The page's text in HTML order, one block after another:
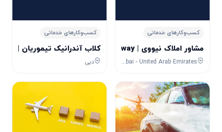
کسب‌وکارهای خدماتی
مشاور املاک نیووی | newway
57H8+5VR - Business Bay - Dubai - United Arab Emirates
کسب‌وکارهای خدماتی
کلاب آندرانیک تیموریان | Andranik teymourian club
دبی